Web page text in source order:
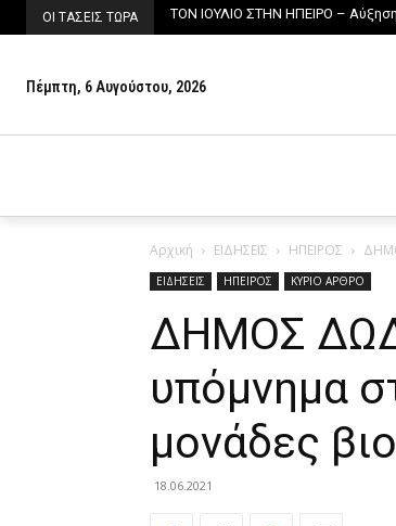
ΟΙ ΤΑΣΕΙΣ ΤΩΡΑ ΤΟΝ ΙΟΥΛΙΟ ΣΤΗΝ ΗΠΕΙΡΟ –
Πέμπτη, 6 Αυγούστου, 2026
Αρχική ΕΙΔΗΣΕΙΣ ΗΠΕΙΡΟΣ
ΕΙΔΗΣΕΙΣ ΗΠΕΙΡΟΣ ΚΥΡΙΟ ΑΡΘΡΟ
ΔΗΜΟΣ
υπόμνημα
μονάδες
18.06.2021